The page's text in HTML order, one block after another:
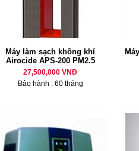
Máy làm sạch không khí
Airocide APS-200 PM2.5
27,500,000 VNĐ
Bảo hành : 60 tháng